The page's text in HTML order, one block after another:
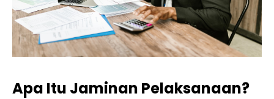
Apa Itu Jaminan Pelaksanaan?